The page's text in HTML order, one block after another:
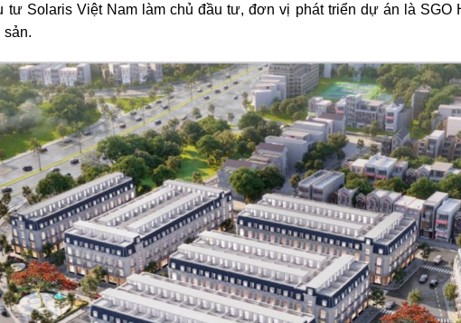
tư Solaris Việt Nam làm chủ đầu tư, đơn vị phát triển dự án là SGO
sản.